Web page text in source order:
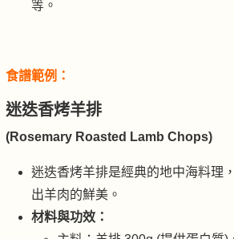
等。
食譜範例：
迷迭香烤羊排
(Rosemary Roasted Lamb Chops)
迷迭香烤羊排是經典的地中海料理
出羊肉的鮮美。
材料與功效：